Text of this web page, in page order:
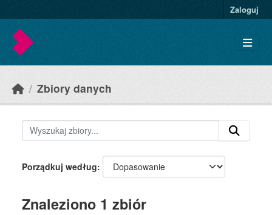
Zaloguj
Zbiory danych
Porządkuj według
Znaleziono 1 zbiór